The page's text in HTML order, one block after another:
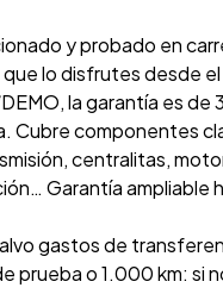
y probado en
lo disfrutes desde
la garantía es
Cubre componentes
centralitas,
Garantía ampliable
gastos de
prueba o 1.000 km: si